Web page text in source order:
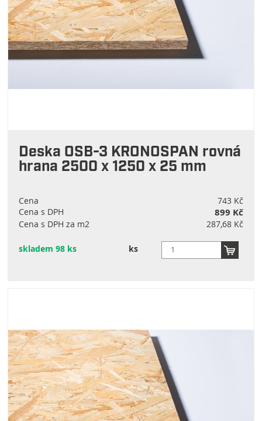
Deska OSB-3 KRONOSPAN rovná
hrana 2500 x 1250 x 25 mm
Cena
743 Kč
Cena s DPH
899 Kč
Cena s DPH za m2 287,68 Kč
skladem 98 ks ks